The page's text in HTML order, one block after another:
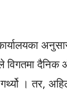
विगतमा
। तर,